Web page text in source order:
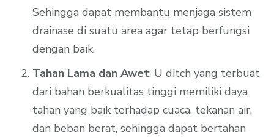
Sehingga dapat membantu menjaga sistem
drainase di suatu area agar tetap berfungsi
dengan baik.
Tahan Lama dan Awet: U ditch yang terbuat
dari bahan berkualitas tinggi memiliki daya
tahan yang baik terhadap cuaca, tekanan air,
dan beban berat, sehingga dapat bertahan